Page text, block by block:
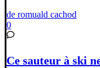
de romuald cachod
0
Ce sauteur à ski